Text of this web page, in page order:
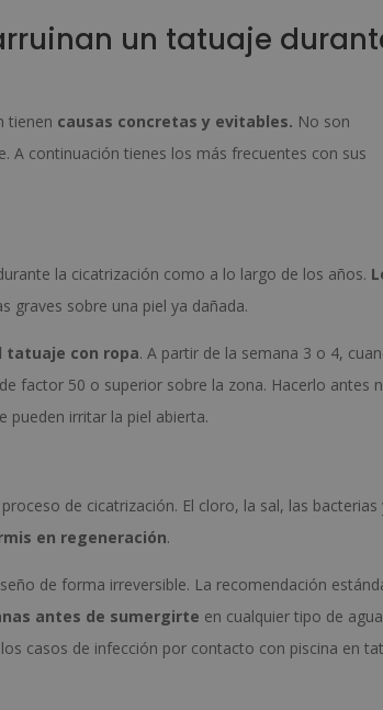
un tatuaje
tienen causas concretas y evitables. No son
A continuación tienes los más frecuentes con sus
la cicatrización como a lo largo de los años.
graves sobre una piel ya dañada.
tatuaje con ropa. A partir de la semana 3 o 4,
factor 50 o superior sobre la zona. Hacerlo antes
pueden irritar la piel abierta.
de cicatrización. El cloro, la sal, las bacterias
en regeneración.
de forma irreversible. La recomendación
antes de sumergirte en cualquier tipo de
casos de infección por contacto con piscina en